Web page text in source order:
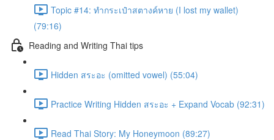
Topic #14: ทำกระเป๋าสตางค์หาย (I lost my wallet)
(79:16)
Reading and Writing Thai tips
Hidden สระอะ (omitted vowel) (55:04)
Practice Writing Hidden สระอะ + Expand Vocab (92:31)
Read Thai Story: My Honeymoon (89:27)